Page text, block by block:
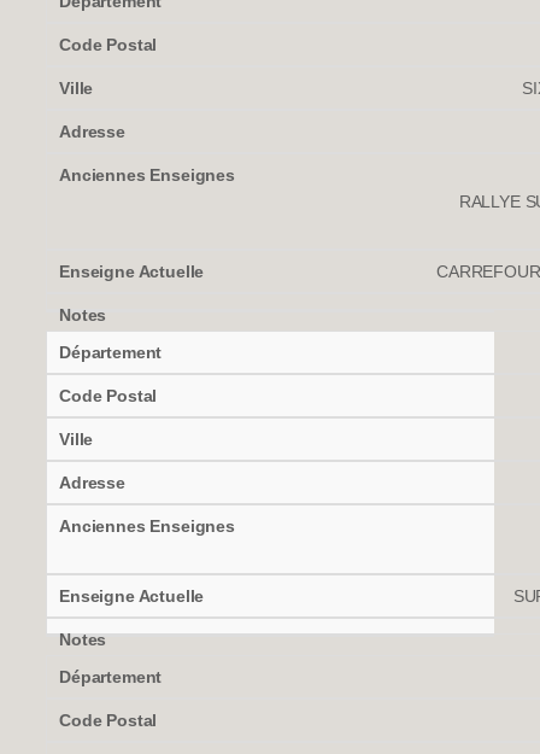
RALLYE